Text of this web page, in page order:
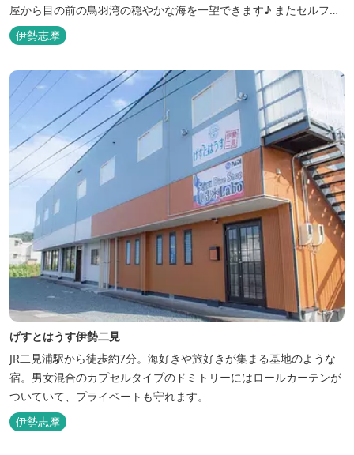
屋から目の前の鳥羽湾の穏やかな海を一望できます♪ またセルフチ
ェックイン方式を採用しているため、好きな時間に非対面でチェッ
クインが可能です。 食事提供や接客サービスがない分、リーズナブ
ルな料金で宿泊が可能なため、観光目的の拠点としてぜひご利用く
ださい♪ ...
伊勢志摩
げすとはうす伊勢二見
JR二見浦駅から徒歩約7分。海好きや旅好きが集まる基地のような
宿。男女混合のカプセルタイプのドミトリーにはロールカーテンが
ついていて、プライベートも守れます。
伊勢志摩